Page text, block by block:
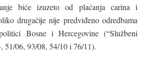
biće izuzeto od plaćanja carina i
drugačije nije predviđeno odredbama
Bosne i Hercegovine (“Službeni
51/06, 93/08, 54/10 i 76/11).